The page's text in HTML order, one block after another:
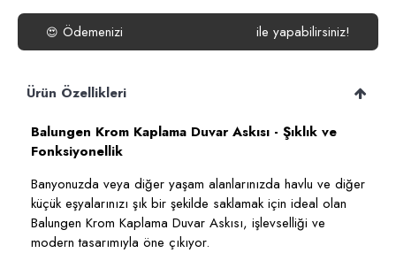
😍 Ödemenizi ile yapabilirsiniz!
Ürün Özellikleri
Balungen Krom Kaplama Duvar Askısı - Şıklık ve
Fonksiyonellik
Banyonuzda veya diğer yaşam alanlarınızda havlu ve diğer
küçük eşyalarınızı şık bir şekilde saklamak için ideal olan
Balungen Krom Kaplama Duvar Askısı, işlevselliği ve
modern tasarımıyla öne çıkıyor.